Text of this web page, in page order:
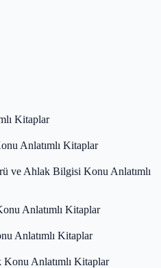
Kitaplar
Anlatımlı Kitaplar
ve Ahlak Bilgisi Konu Anlatımlı
Anlatımlı Kitaplar
Anlatımlı Kitaplar
Konu Anlatımlı Kitaplar